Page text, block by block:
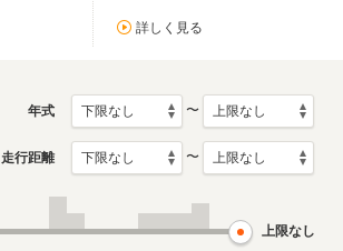
詳しく見る
年式 〜
走行距離 〜
上限なし